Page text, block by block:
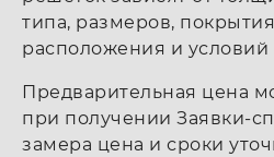
типа, размеров,
расположения и условий
Предварительная цена
при получении Заявки-
замера цена и сроки